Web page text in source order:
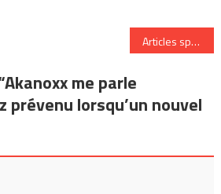
Articles sponsorisés
Akanoxx me parle
prévenu lorsqu’un nouvel